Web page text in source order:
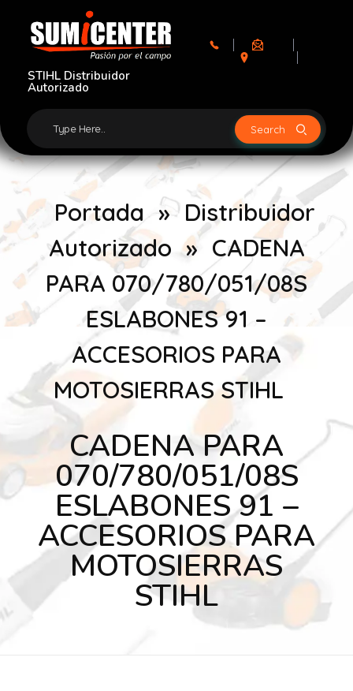
Sumicenter
Maquinaria Agrícola
STIHL Distribuidor
Autorizado
Portada » Distribuidor
Autorizado » CADENA
PARA 070/780/051/08S
ESLABONES 91 –
ACCESORIOS PARA
MOTOSIERRAS STIHL
CADENA PARA
070/780/051/08S
ESLABONES 91 –
ACCESORIOS PARA
MOTOSIERRAS
STIHL